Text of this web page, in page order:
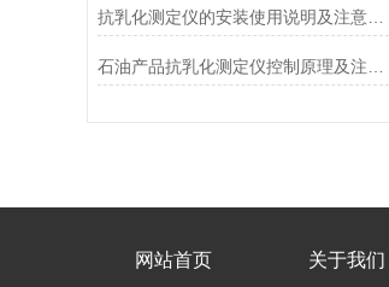
抗乳化测定仪的安装使用说明及注意事项
网站首页 关于我们